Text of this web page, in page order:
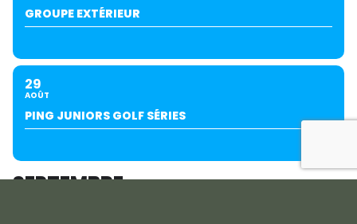
GROUPE EXTÉRIEUR
29
AOÛT
PING JUNIORS GOLF SÉRIES
SEPTEMBRE